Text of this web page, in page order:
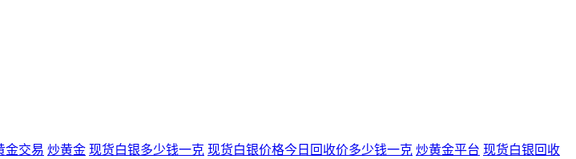
金交易 炒黄金 现货白银多少钱一克 现货白银价格今日回收价多少钱一克 炒黄金平台 现货白银回收